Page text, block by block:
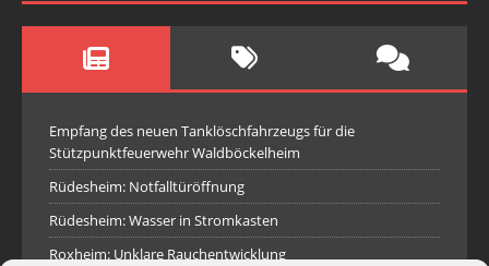
Empfang des neuen Tanklöschfahrzeugs für die
Stützpunktfeuerwehr Waldböckelheim
Rüdesheim: Notfalltüröffnung
Rüdesheim: Wasser in Stromkasten
Roxheim: Unklare Rauchentwicklung